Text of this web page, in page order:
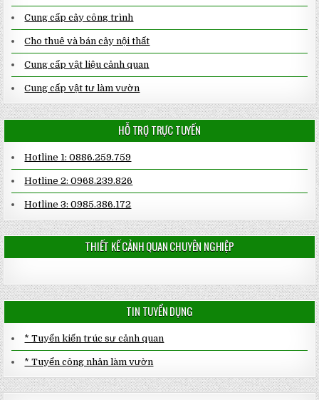
Cung cấp cây công trình
Cho thuê và bán cây nội thất
Cung cấp vật liệu cảnh quan
Cung cấp vật tư làm vườn
HỖ TRỢ TRỰC TUYẾN
Hotline 1: 0886.259.759
Hotline 2: 0968.239.826
Hotline 3: 0985.386.172
THIẾT KẾ CẢNH QUAN CHUYÊN NGHIỆP
TIN TUYỂN DỤNG
* Tuyển kiến trúc sư cảnh quan
* Tuyển công nhân làm vườn